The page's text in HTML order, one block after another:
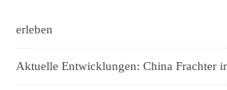
erleben
Aktuelle Entwicklungen: China Frachter